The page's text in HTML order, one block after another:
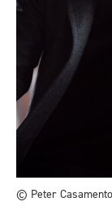
© Peter Casamento